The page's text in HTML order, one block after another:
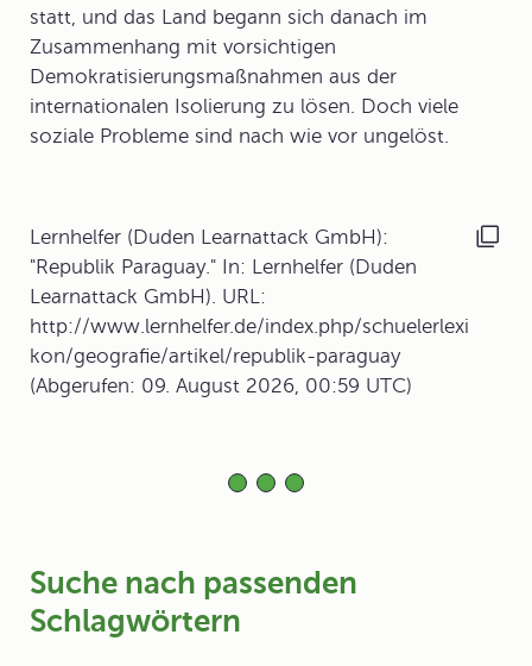
statt, und das Land begann sich danach im
Zusammenhang mit vorsichtigen
Demokratisierungsmaßnahmen aus der
internationalen Isolierung zu lösen. Doch viele
soziale Probleme sind nach wie vor ungelöst.
Lernhelfer (Duden Learnattack GmbH):
"Republik Paraguay." In: Lernhelfer (Duden
Learnattack GmbH). URL:
http://www.lernhelfer.de/index.php/schuelerlexi
kon/geografie/artikel/republik-paraguay
(Abgerufen: 09. August 2026, 00:59 UTC)
Suche nach passenden
Schlagwörtern